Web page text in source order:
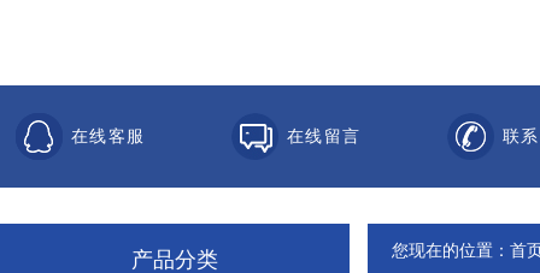
在线客服 在线留言 联
产品分类 您现在的位置： 首